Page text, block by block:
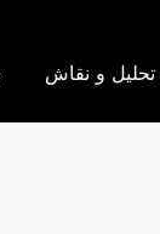
تحليل و نقاش